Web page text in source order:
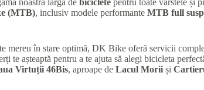
noastră largă de biciclete pentru toate vârstele și
(MTB), inclusiv modele performante MTB full
mereu în stare optimă, DK Bike oferă servicii
te așteaptă pentru a te ajuta să alegi bicicleta
Virtuții 46Bis, aproape de Lacul Morii și